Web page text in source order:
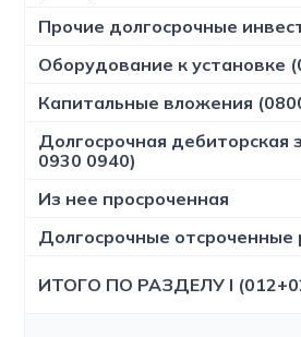
Прочие долгосрочные
Оборудование к установке
Капитальные вложения
Долгосрочная дебиторская
0930 0940)
Из нее просроченная
Долгосрочные
ИТОГО ПО РАЗДЕЛУ I